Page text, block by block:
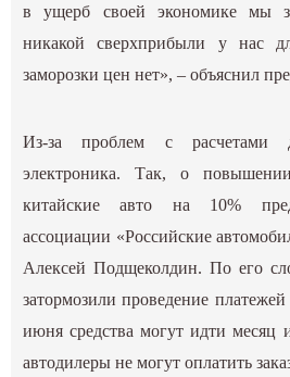
в ущерб своей экономике мы
никакой сверхприбыли у нас
заморозки цен нет», – объяснил
Из-за проблем с расчетами
электроника. Так, о
китайские авто на 10%
ассоциации «Российские
Алексей Подщеколдин. По его
затормозили проведение
июня средства могут идти месяц
автодилеры не могут оплатить